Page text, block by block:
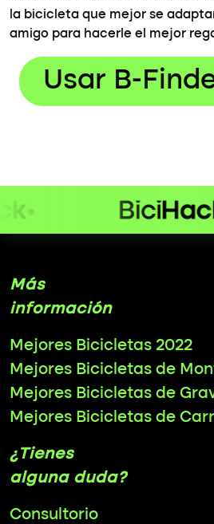
la bicicleta que mejor se
amigo para hacerle el mejor
Usar B-
Más
información
Mejores Bicicletas 2022
Mejores Bicicletas de
Mejores Bicicletas de
Mejores Bicicletas de
¿Tienes
alguna duda?
Consultorio